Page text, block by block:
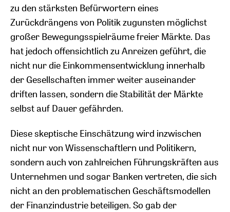
zu den stärksten Befürwortern eines
Zurückdrängens von Politik zugunsten möglichst
großer Bewegungsspielräume freier Märkte. Das
hat jedoch offensichtlich zu Anreizen geführt, die
nicht nur die Einkommensentwicklung innerhalb
der Gesellschaften immer weiter auseinander
driften lassen, sondern die Stabilität der Märkte
selbst auf Dauer gefährden.
Diese skeptische Einschätzung wird inzwischen
nicht nur von Wissenschaftlern und Politikern,
sondern auch von zahlreichen Führungskräften aus
Unternehmen und sogar Banken vertreten, die sich
nicht an den problematischen Geschäftsmodellen
der Finanzindustrie beteiligen. So gab der